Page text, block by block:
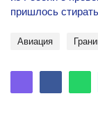
пришлось
авиация